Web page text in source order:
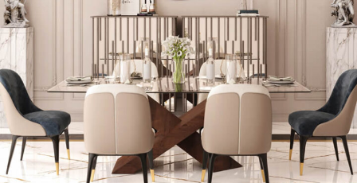
Vera Yemek Masası